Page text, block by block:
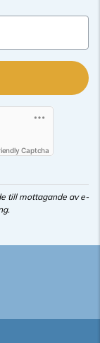
Captcha
till mottagande av e-